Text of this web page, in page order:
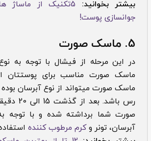
بیشتر بخوانید:
5تکنیک از ماساژ
جوانسازی پوست!
5. ماسک صورت
در این مرحله از فیشال با توجه به
ماسک صورت مناسب برای پوستتان
ماسک صورت میتواند از نوع آبرسان بوده
رس باشد.
صورت شما برداشته شده و با توجه
آبرسان، تونر وکرم مرطوب کننده